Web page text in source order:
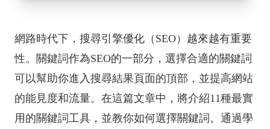
網路時代下，搜尋引擎優化（SEO）越來越有重要
性。關鍵詞作為SEO的一部分，選擇合適的關鍵詞
可以幫助你進入搜尋結果頁面的頂部，並提高網站
的能見度和流量。在這篇文章中，將介紹11種最實
用的關鍵詞工具，並教你如何選擇關鍵詞。通過學